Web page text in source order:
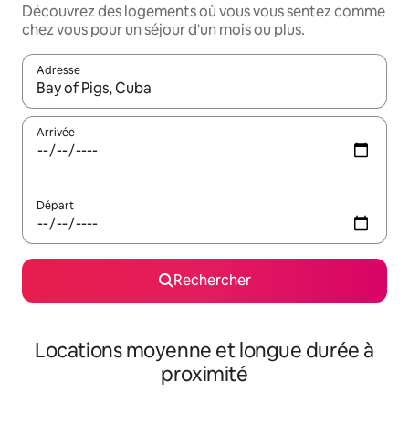
Découvrez des logements où vous vous sentez comme
chez vous pour un séjour d'un mois ou plus.
Adresse
Lorsque les résultats s'affichent, utilisez les flèches vers le
Arrivée
Départ
Rechercher
Locations moyenne et longue durée à
proximité